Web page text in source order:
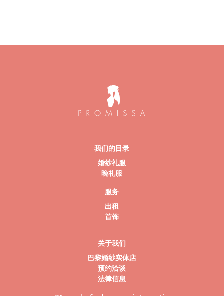
我们的目录
婚纱礼服
晚礼服
服务
出租
首饰
关于我们
巴黎婚纱实体店
预约洽谈
法律信息